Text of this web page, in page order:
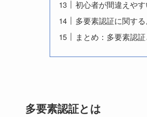
初心者が間違えや
多要素認証に関す
まとめ：多要素認
多要素認証とは